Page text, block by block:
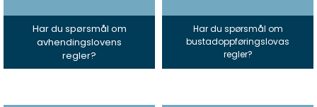
Har du spørsmål om
avhendingslovens
regler?
Har du spørsmål om
bustadoppføringslovas
regler?